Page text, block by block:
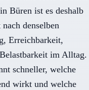
Büren ist es deshalb
denselben
Erreichbarkeit,
im Alltag.
schneller, welche
wirkt und welche